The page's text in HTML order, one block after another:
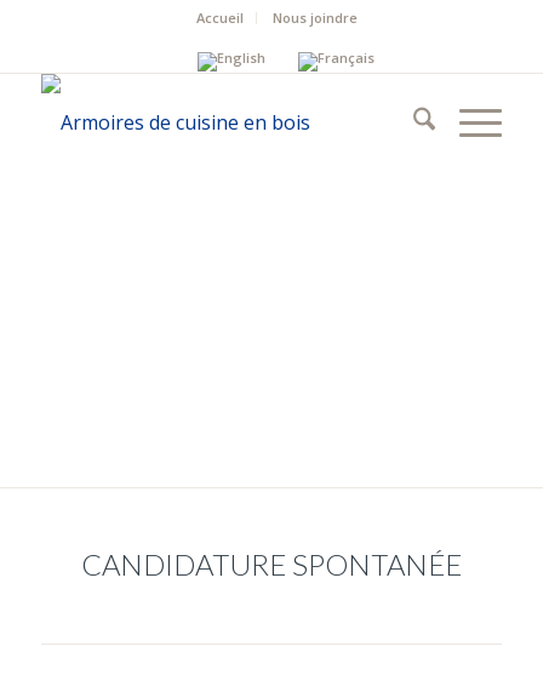
Accueil Nous joindre
CANDIDATURE SPONTANÉE